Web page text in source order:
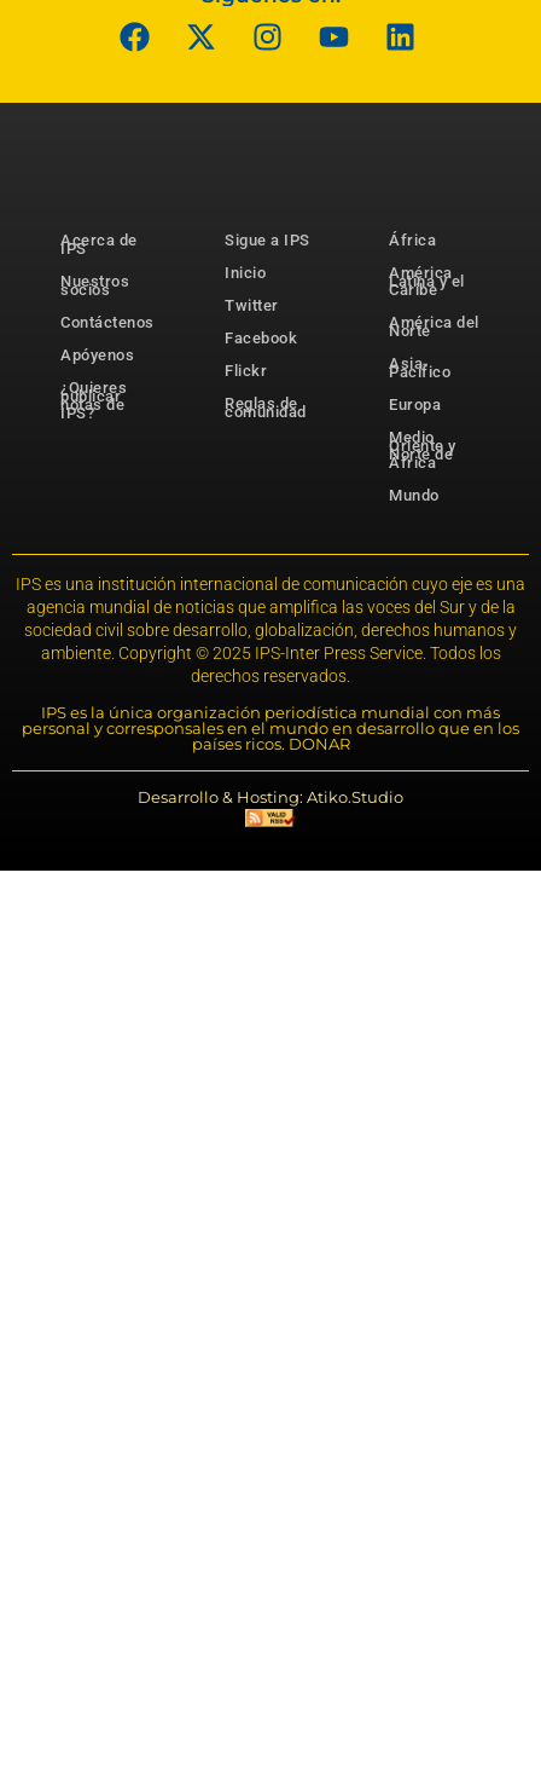
Acerca de
IPS
Nuestros
socios
Contáctenos
Apóyenos
¿Quieres
publicar
notas de
IPS?
Sigue a IPS
Inicio
Twitter
Facebook
Flickr
Reglas de
comunidad
África
América
Latina y el
Caribe
América del
Norte
Asia-
Pacífico
Europa
Medio
Oriente y
Norte de
África
Mundo
IPS es una institución internacional de comunicación cuyo eje es una
agencia mundial de noticias que amplifica las voces del Sur y de la
sociedad civil sobre desarrollo, globalización, derechos humanos y
ambiente. Copyright © 2025 IPS-Inter Press Service. Todos los
derechos reservados.
IPS es la única organización periodística mundial con más
personal y corresponsales en el mundo en desarrollo que en los
países ricos. DONAR
Desarrollo & Hosting: Atiko.Studio